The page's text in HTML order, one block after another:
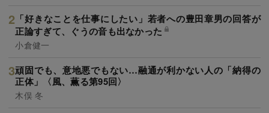
「好きなことを仕事にしたい」若者への豊田章男の回答が
正論すぎて、ぐうの音も出なかった
小倉健一
頑固でも、意地悪でもない…融通が利かない人の「納得の
正体」〈風、薫る第95回〉
木俣 冬